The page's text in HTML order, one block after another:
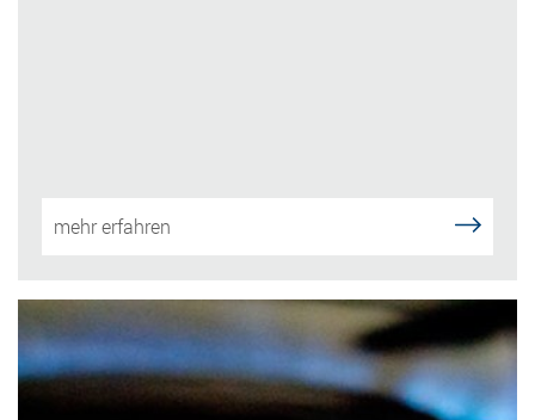
mehr erfahren